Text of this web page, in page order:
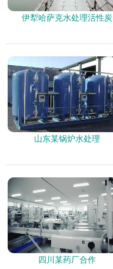
伊犁哈萨克水处理活性炭
山东某锅炉水处理
四川某药厂合作